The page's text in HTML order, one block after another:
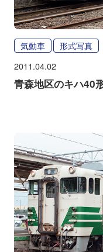
気動車 形式写真
2011.04.02
青森地区のキハ40